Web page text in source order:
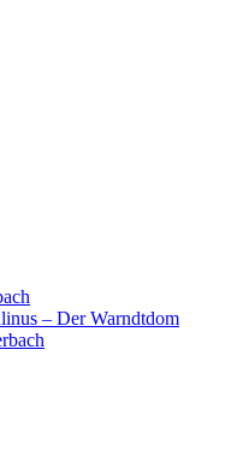
– Der Warndtdom